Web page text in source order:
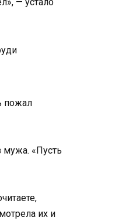
— устало
пожал
мужа. «Пусть
их и